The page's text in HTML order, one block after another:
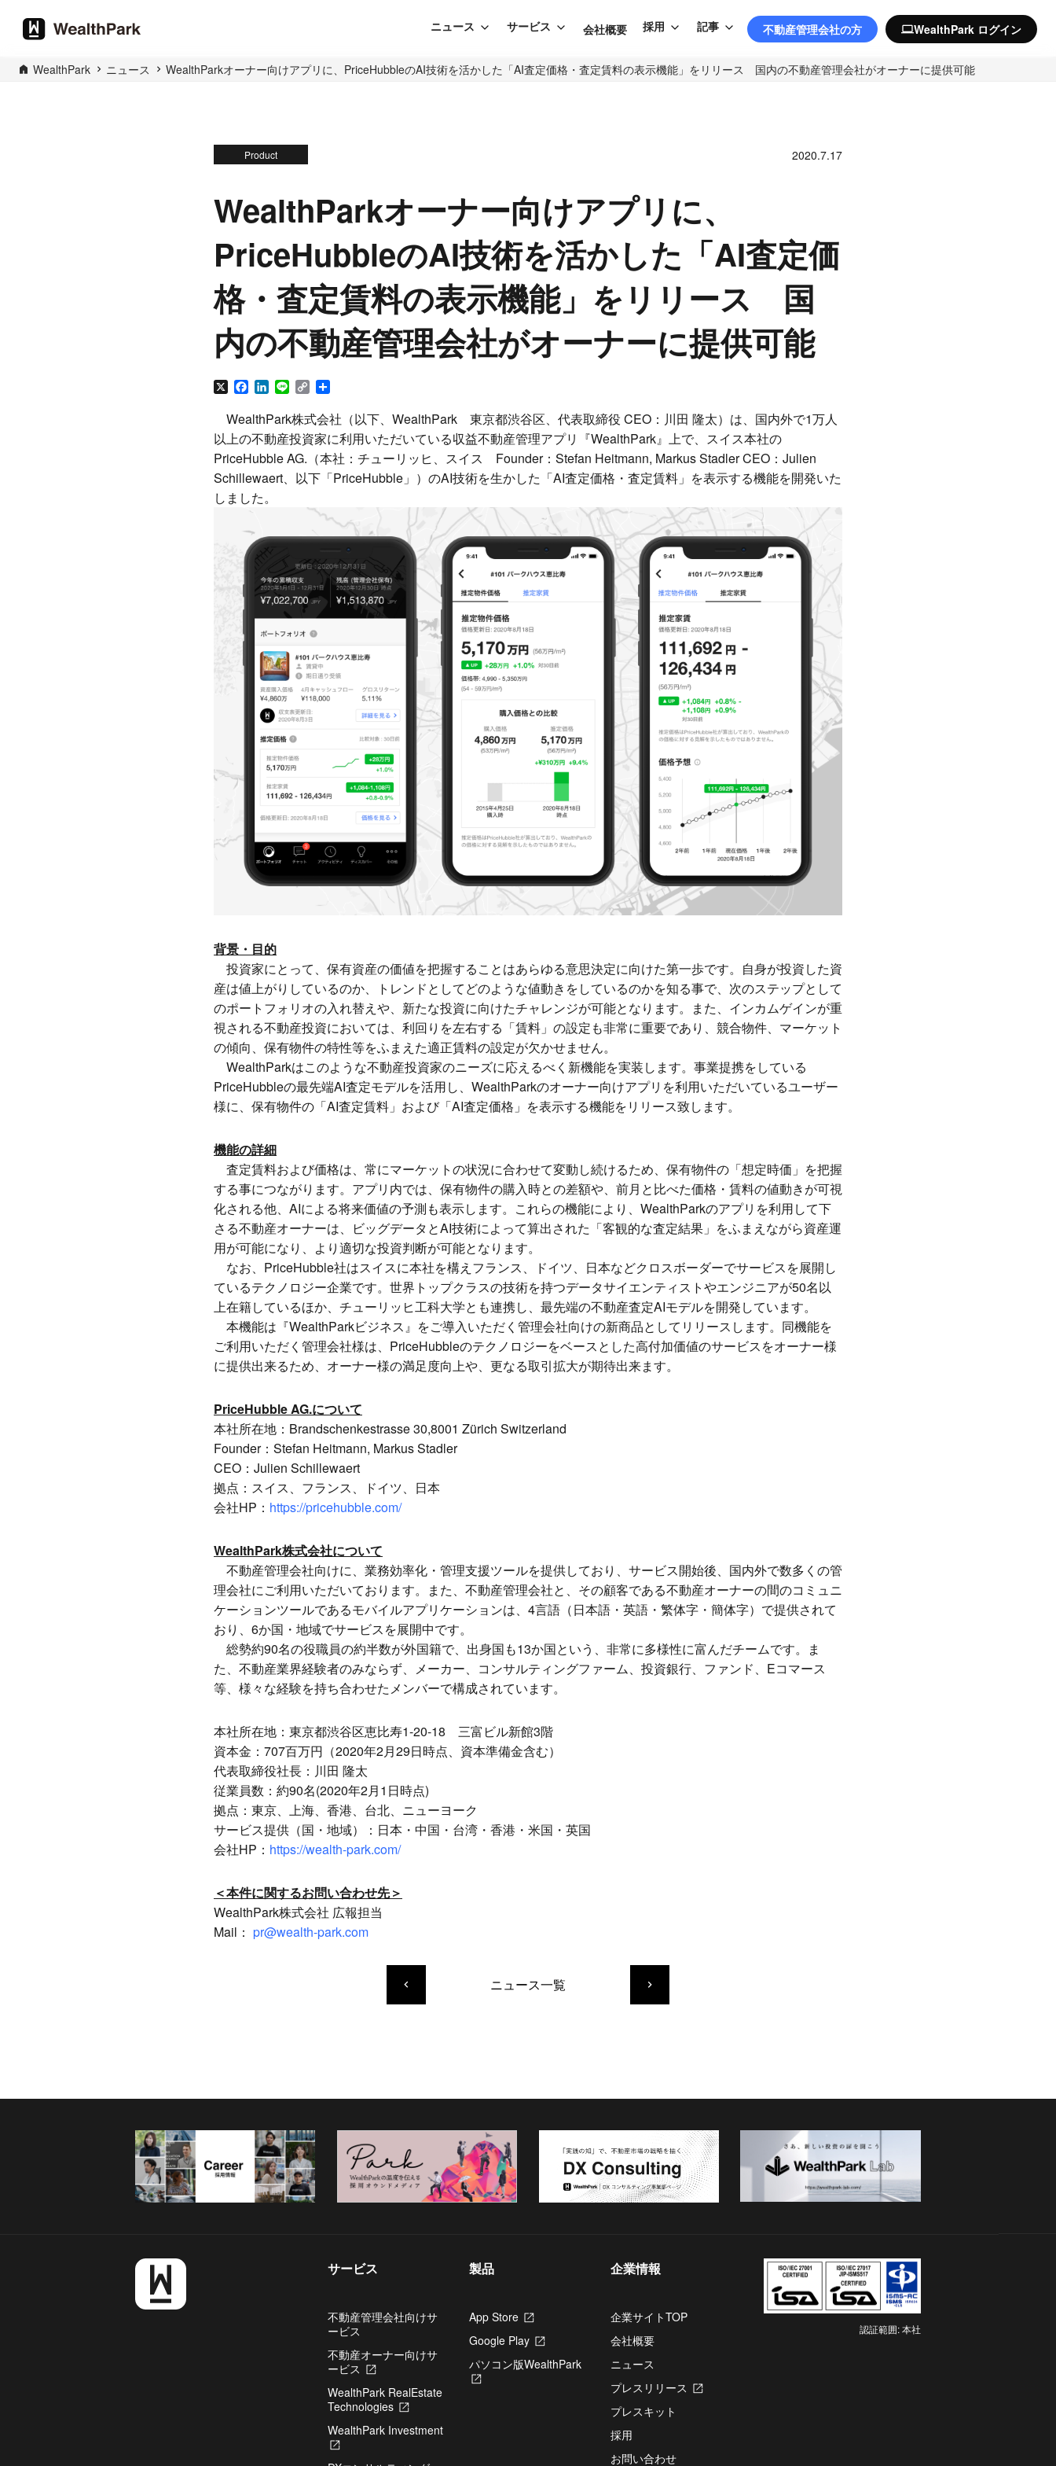
ニュース サービス 会社概要 採用 記事 不動産管理会社の方 computerWealthPark ログイン
WealthPark ニュース WealthParkオーナー向けアプリに、PriceHubbleのAI技術を活かした「AI査定価格・査定賃料の表示機能」をリリース 国内の不動産管理会社がオーナーに提供可能
Product 2020.7.17
WealthParkオーナー向けアプリに、
PriceHubbleのAI技術を活かした「AI査定価
格・査定賃料の表示機能」をリリース 国
内の不動産管理会社がオーナーに提供可能
X Facebook
LinkedIn
Line Copy
WealthPark株式会社（以下、WealthPark 東京都渋谷区、代表取締役 CEO：川田 隆太）は、国内外で1万人
以上の不動産投資家に利用いただいている収益不動産管理アプリ『WealthPark』上で、スイス本社の
PriceHubble AG.（本社：チューリッヒ、スイス Founder：Stefan Heitmann, Markus Stadler CEO：Julien
Schillewaert、以下「PriceHubble」）のAI技術を生かした「AI査定価格・査定賃料」を表示する機能を開発いた
しました。
背景・目的
投資家にとって、保有資産の価値を把握することはあらゆる意思決定に向けた第一歩です。自身が投資した資
産は値上がりしているのか、トレンドとしてどのような値動きをしているのかを知る事で、次のステップとして
のポートフォリオの入れ替えや、新たな投資に向けたチャレンジが可能となります。また、インカムゲインが重
視される不動産投資においては、利回りを左右する「賃料」の設定も非常に重要であり、競合物件、マーケット
の傾向、保有物件の特性等をふまえた適正賃料の設定が欠かせません。
WealthParkはこのような不動産投資家のニーズに応えるべく新機能を実装します。事業提携をしている
PriceHubbleの最先端AI査定モデルを活用し、WealthParkのオーナー向けアプリを利用いただいているユーザー
様に、保有物件の「AI査定賃料」および「AI査定価格」を表示する機能をリリース致します。
機能の詳細
査定賃料および価格は、常にマーケットの状況に合わせて変動し続けるため、保有物件の「想定時価」を把握
する事につながります。アプリ内では、保有物件の購入時との差額や、前月と比べた価格・賃料の値動きが可視
化される他、AIによる将来価値の予測も表示します。これらの機能により、WealthParkのアプリを利用して下
さる不動産オーナーは、ビッグデータとAI技術によって算出された「客観的な査定結果」をふまえながら資産運
用が可能になり、より適切な投資判断が可能となります。
なお、PriceHubble社はスイスに本社を構えフランス、ドイツ、日本などクロスボーダーでサービスを展開し
ているテクノロジー企業です。世界トップクラスの技術を持つデータサイエンティストやエンジニアが50名以
上在籍しているほか、チューリッヒ工科大学とも連携し、最先端の不動産査定AIモデルを開発しています。
本機能は『WealthParkビジネス』をご導入いただく管理会社向けの新商品としてリリースします。同機能を
ご利用いただく管理会社様は、PriceHubbleのテクノロジーをベースとした高付加価値のサービスをオーナー様
に提供出来るため、オーナー様の満足度向上や、更なる取引拡大が期待出来ます。
PriceHubble AG.について
本社所在地：Brandschenkestrasse 30,8001 Zürich Switzerland
Founder：Stefan Heitmann, Markus Stadler
CEO：Julien Schillewaert
拠点：スイス、フランス、ドイツ、日本
会社HP： https://pricehubble.com/
WealthPark株式会社について
不動産管理会社向けに、業務効率化・管理支援ツールを提供しており、サービス開始後、国内外で数多くの管
理会社にご利用いただいております。また、不動産管理会社と、その顧客である不動産オーナーの間のコミュニ
ケーションツールであるモバイルアプリケーションは、4言語（日本語・英語・繁体字・簡体字）で提供されて
おり、6か国・地域でサービスを展開中です。
総勢約90名の役職員の約半数が外国籍で、出身国も13か国という、非常に多様性に富んだチームです。ま
た、不動産業界経験者のみならず、メーカー、コンサルティングファーム、投資銀行、ファンド、Eコマース
等、様々な経験を持ち合わせたメンバーで構成されています。
本社所在地：東京都渋谷区恵比寿1-20-18 三富ビル新館3階
資本金：707百万円（2020年2月29日時点、資本準備金含む）
代表取締役社長：川田 隆太
従業員数：約90名(2020年2月1日時点)
拠点：東京、上海、香港、台北、ニューヨーク
サービス提供（国・地域）：日本・中国・台湾・香港・米国・英国
会社HP： https://wealth-park.com/
＜本件に関するお問い合わせ先＞
WealthPark株式会社 広報担当
Mail： pr@wealth-park.com
keyboard_arrow_left ニュース一覧 keyboard_arrow_right
サービス
不動産管理会社向けサ
ービス
不動産オーナー向けサ
ービス
い
タ
ブ
で
WealthPark RealEstate
Technologies
い
ブ
WealthPark Investment
製品
App Store
い
タ
ブ
Google Play
い
パソコン版WealthPark
企業情報
企業サイトTOP
会社概要
ニュース
プレスリリース
プレスキット
採用
お問い合わせ
認証範囲: 本社